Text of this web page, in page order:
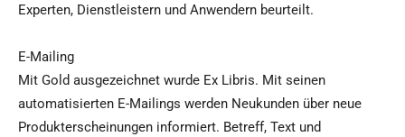
Experten, Dienstleistern und Anwendern beurteilt.
E-Mailing
Mit Gold ausgezeichnet wurde Ex Libris. Mit seinen
automatisierten E-Mailings werden Neukunden über neue
Produkterscheinungen informiert. Betreff, Text und